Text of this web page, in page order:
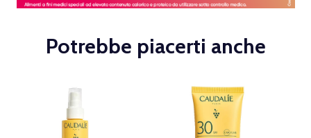
Potrebbe piacerti anche